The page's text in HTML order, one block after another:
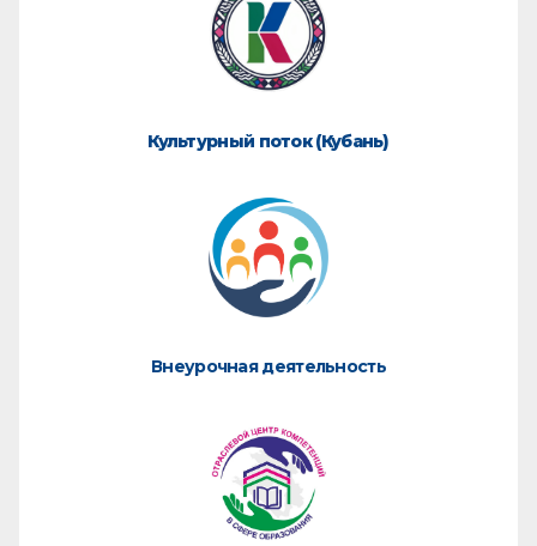
Культурный поток (Кубань)
Внеурочная деятельность